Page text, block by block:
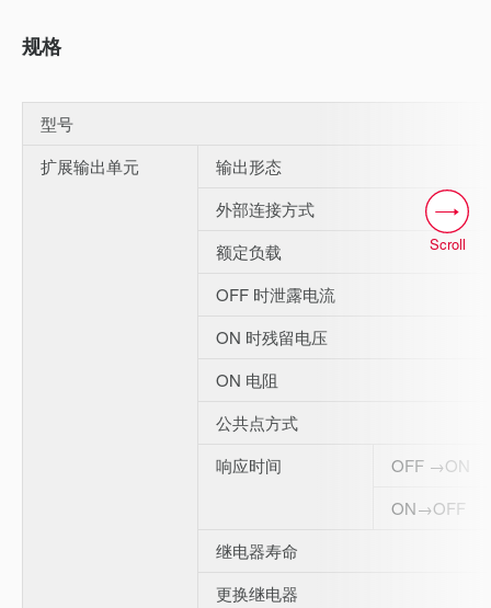
规格
型号
扩展输出单元
输出形态
外部连接方式
额定负载
OFF 时泄露电流
ON 时残留电压
ON 电阻
公共点方式
响应时间
OFF →ON
ON→OFF
继电器寿命
更换继电器
Scroll